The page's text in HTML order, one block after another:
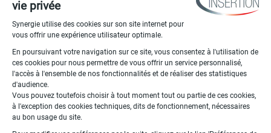
"PAGE
AGENCE"
CONTACT"
Pied
de
page
Description
Synergie Insertion SASU au capital de 100 000€ - RCS 534
041 355 NANTERRE - Siège social :
160 bis, rue de Paris 92100 Boulogne-Billancourt